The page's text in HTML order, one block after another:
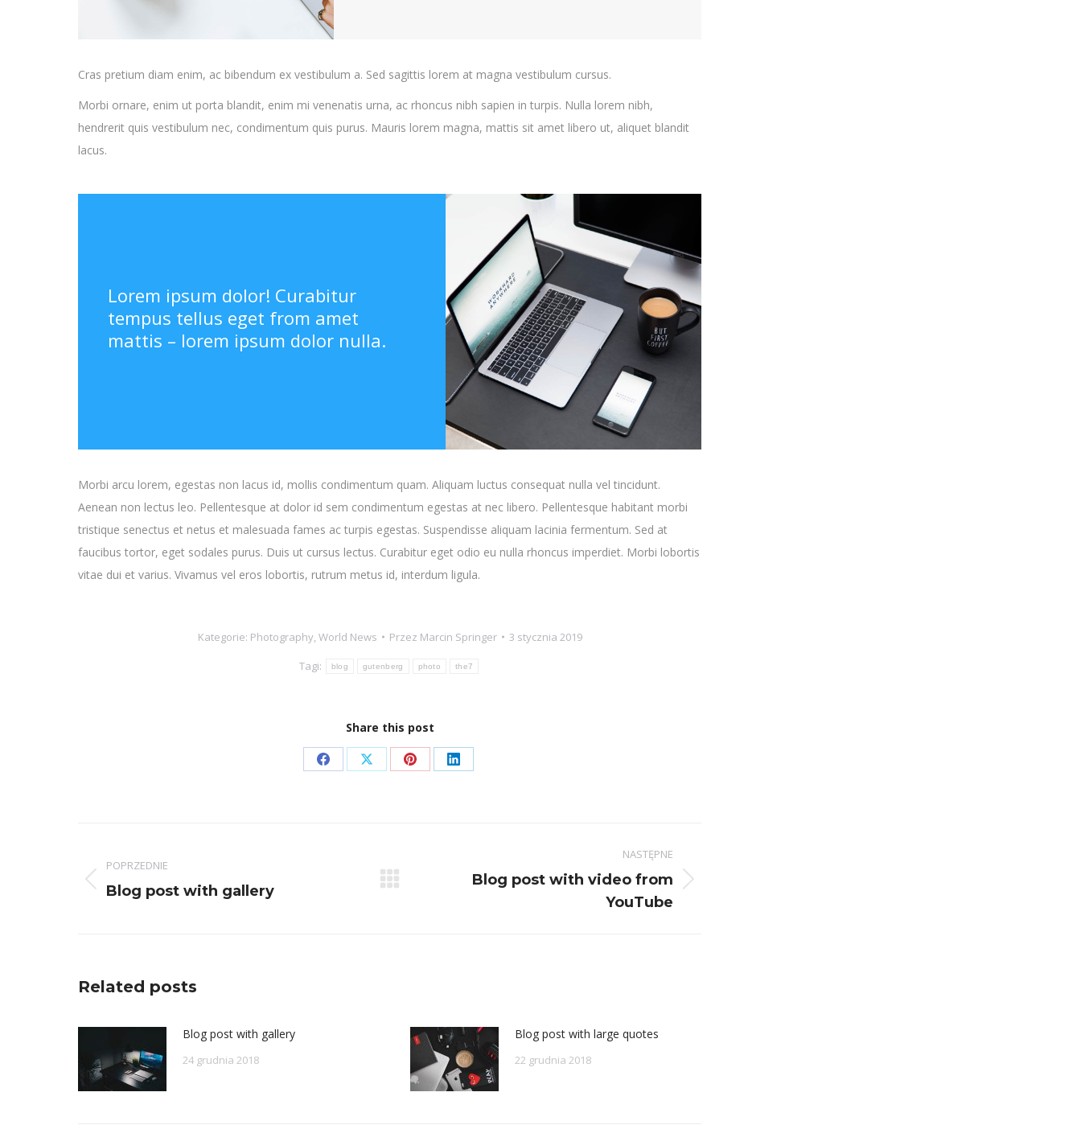
Cras pretium diam enim, ac bibendum ex vestibulum a. Sed sagittis lorem at magna vestibulum cursus.
Morbi ornare, enim ut porta blandit, enim mi venenatis urna, ac rhoncus nibh sapien in turpis. Nulla lorem nibh,
hendrerit quis vestibulum nec, condimentum quis purus. Mauris lorem magna, mattis sit amet libero ut, aliquet blandit
lacus.
Lorem ipsum dolor! Curabitur
tempus tellus eget from amet
mattis – lorem ipsum dolor nulla.
Morbi arcu lorem, egestas non lacus id, mollis condimentum quam. Aliquam luctus consequat nulla vel tincidunt.
Aenean non lectus leo. Pellentesque at dolor id sem condimentum egestas at nec libero. Pellentesque habitant morbi
tristique senectus et netus et malesuada fames ac turpis egestas. Suspendisse aliquam lacinia fermentum. Sed at
faucibus tortor, eget sodales purus. Duis ut cursus lectus. Curabitur eget odio eu nulla rhoncus imperdiet. Morbi lobortis
vitae dui et varius. Vivamus vel eros lobortis, rutrum metus id, interdum ligula.
Kategorie: Photography, World News Przez Marcin Springer
3 stycznia 2019
Tagi:
blog gutenberg photo the7
Share this post
Share Share Share Share
wpisów
POPRZEDNIE
Poprzedni
Blog post with gallery
NASTĘPNE
Następny
Blog post with video from
YouTube
Related posts
Blog post with gallery
24 grudnia 2018
Blog post with large quotes
22 grudnia 2018